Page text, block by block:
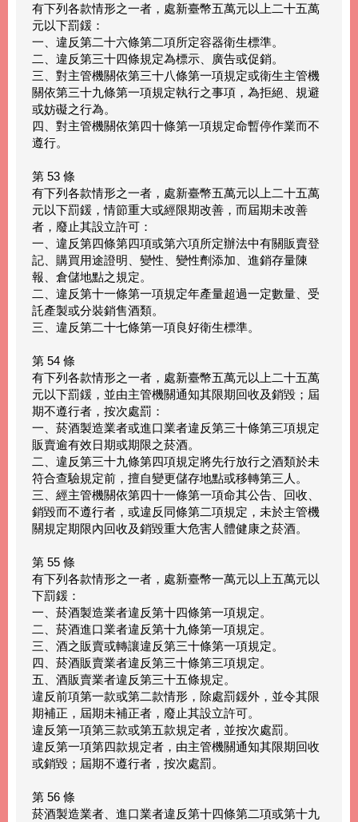
有下列各款情形之一者，處新臺幣五萬元以上二十五萬
元以下罰鍰：
一、違反第二十六條第二項所定容器衛生標準。
二、違反第三十四條規定為標示、廣告或促銷。
三、對主管機關依第三十八條第一項規定或衛生主管機
關依第三十九條第一項規定執行之事項，為拒絕、規避
或妨礙之行為。
四、對主管機關依第四十條第一項規定命暫停作業而不
遵行。
第 53 條
有下列各款情形之一者，處新臺幣五萬元以上二十五萬
元以下罰鍰，情節重大或經限期改善，而屆期未改善
者，廢止其設立許可：
一、違反第四條第四項或第六項所定辦法中有關販賣登
記、購買用途證明、變性、變性劑添加、進銷存量陳
報、倉儲地點之規定。
二、違反第十一條第一項規定年產量超過一定數量、受
託產製或分裝銷售酒類。
三、違反第二十七條第一項良好衛生標準。
第 54 條
有下列各款情形之一者，處新臺幣五萬元以上二十五萬
元以下罰鍰，並由主管機關通知其限期回收及銷毀；屆
期不遵行者，按次處罰：
一、菸酒製造業者或進口業者違反第三十條第三項規定
販賣逾有效日期或期限之菸酒。
二、違反第三十九條第四項規定將先行放行之酒類於未
符合查驗規定前，擅自變更儲存地點或移轉第三人。
三、經主管機關依第四十一條第一項命其公告、回收、
銷毀而不遵行者，或違反同條第二項規定，未於主管機
關規定期限內回收及銷毀重大危害人體健康之菸酒。
第 55 條
有下列各款情形之一者，處新臺幣一萬元以上五萬元以
下罰鍰：
一、菸酒製造業者違反第十四條第一項規定。
二、菸酒進口業者違反第十九條第一項規定。
三、酒之販賣或轉讓違反第三十條第一項規定。
四、菸酒販賣業者違反第三十條第三項規定。
五、酒販賣業者違反第三十五條規定。
違反前項第一款或第二款情形，除處罰鍰外，並令其限
期補正，屆期未補正者，廢止其設立許可。
違反第一項第三款或第五款規定者，並按次處罰。
違反第一項第四款規定者，由主管機關通知其限期回收
或銷毀；屆期不遵行者，按次處罰。
第 56 條
菸酒製造業者、進口業者違反第十四條第二項或第十九